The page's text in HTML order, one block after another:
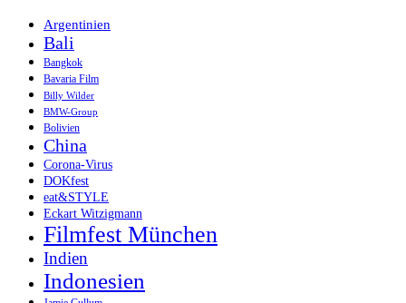
Argentinien
Bali
Bangkok
Bavaria Film
Billy Wilder
BMW-Group
Bolivien
China
Corona-Virus
DOKfest
eat&STYLE
Eckart Witzigmann
Filmfest München
Indien
Indonesien